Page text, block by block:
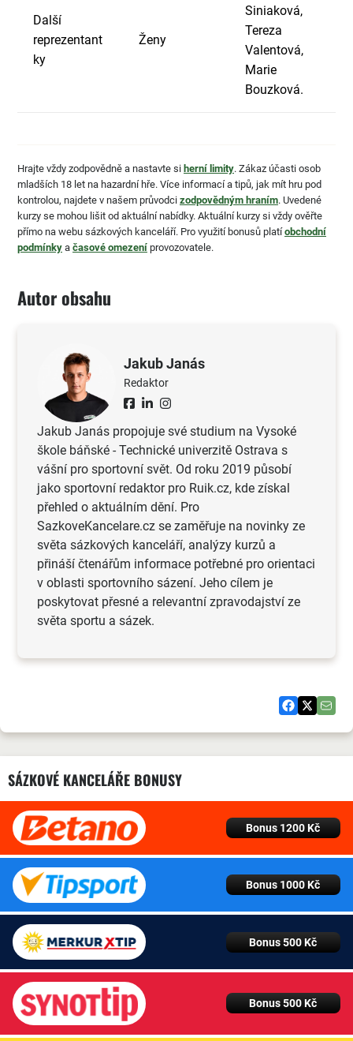
Další
reprezentant
ky
Ženy
Siniaková,
Tereza
Valentová,
Marie
Bouzková.
Hrajte vždy zodpovědně a nastavte si herní limity. Zákaz účasti osob
mladších 18 let na hazardní hře. Více informací a tipů, jak mít hru pod
kontrolou, najdete v našem průvodci zodpovědným hraním. Uvedené
kurzy se mohou lišit od aktuální nabídky. Aktuální kurzy si vždy ověřte
přímo na webu sázkových kanceláří. Pro využití bonusů platíobchodní
podmínky a časové omezení provozovatele.
Autor obsahu
Jakub Janás
Redaktor
Jakub Janás propojuje své studium na Vysoké
škole báňské - Technické univerzitě Ostrava s
vášní pro sportovní svět. Od roku 2019 působí
jako sportovní redaktor pro Ruik.cz, kde získal
přehled o aktuálním dění. Pro
SazkoveKancelare.cz se zaměřuje na novinky ze
světa sázkových kanceláří, analýzy kurzů a
přináší čtenářům informace potřebné pro orientaci
v oblasti sportovního sázení. Jeho cílem je
poskytovat přesné a relevantní zpravodajství ze
světa sportu a sázek.
SÁZKOVÉ KANCELÁŘE BONUSY
Bonus 1200 Kč
Bonus 1000 Kč
Bonus 500 Kč
Bonus 500 Kč